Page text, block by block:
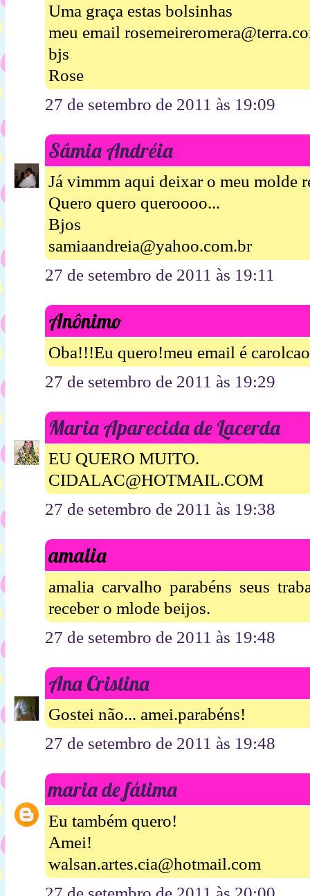
Uma graça estas bolsinhas
meu email
bjs
Rose
27 de setembro de 2011 às 19:09
Sâmia Andréia
Já vimmm aqui deixar o meu molde
Quero quero queroooo...
Bjos
samiaandreia@yahoo.com.br
27 de setembro de 2011 às 19:11
Anônimo
Oba!!!Eu quero!meu email é
27 de setembro de 2011 às 19:29
Maria Aparecida de Lacerda
EU QUERO MUITO.
CIDALAC@HOTMAIL.COM
27 de setembro de 2011 às 19:38
amalia
amalia carvalho parabéns seus
receber o mlode beijos.
27 de setembro de 2011 às 19:48
Ana Cristina
Gostei não... amei.parabéns!
27 de setembro de 2011 às 19:48
maria de fátima
Eu também quero!
Amei!
walsan.artes.cia@hotmail.com